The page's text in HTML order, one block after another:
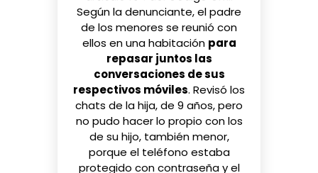
Según la denunciante, el padre
de los menores se reunió con
ellos en una habitación para
repasar juntos las
conversaciones de sus
respectivos móviles. Revisó los
chats de la hija, de 9 años, pero
no pudo hacer lo propio con los
de su hijo, también menor,
porque el teléfono estaba
protegido con contraseña y el